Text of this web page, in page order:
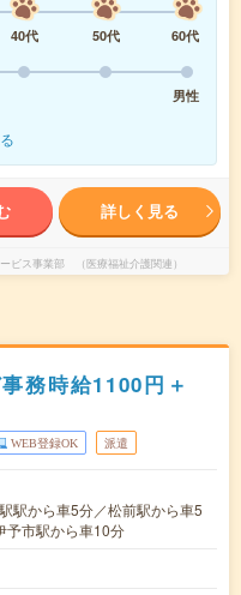
40代 50代
60代
男性
詳しく見る
ビス事業部 （医療福祉介護関連）
務時給1100円＋
WEB登録OK 派遣
駅から車5分／松前駅から車5
予市駅から車10分